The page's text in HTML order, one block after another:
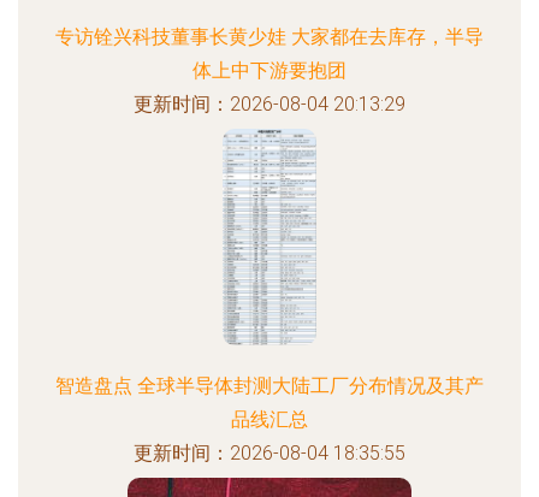
专访铨兴科技董事长黄少娃 大家都在去库存，半导
体上中下游要抱团
更新时间：2026-08-04 20:13:29
智造盘点 全球半导体封测大陆工厂分布情况及其产
品线汇总
更新时间：2026-08-04 18:35:55